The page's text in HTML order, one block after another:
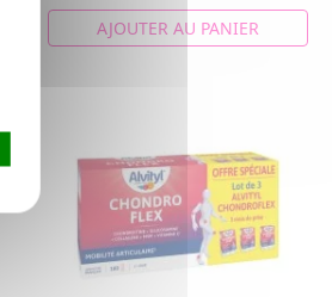
AJOUTER AU PANIER